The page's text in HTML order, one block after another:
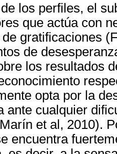
los perfiles, el
que actúa con
gratificaciones
de
los resultados
opta por la
ante cualquier
et al, 2010).
encuentra